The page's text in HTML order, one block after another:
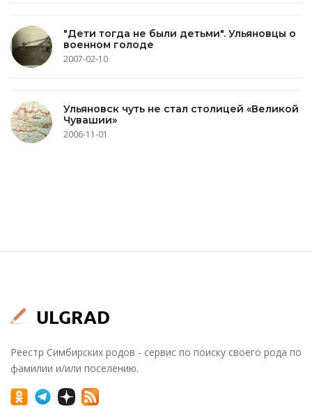
"Дети тогда не были детьми". Ульяновцы о
военном голоде
2007-02-10
Ульяновск чуть не стал столицей «Великой
Чувашии»
2006-11-01
Реестр Симбирских родов - сервис по поиску своего рода по
фамилии и/или поселению.